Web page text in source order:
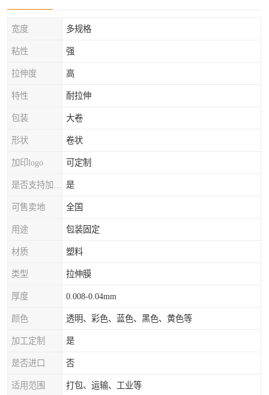
宽度 多规格
粘性 强
拉伸度 高
特性 耐拉伸
包装 大卷
形状 卷状
加印logo 可定制
是
可售卖地 全国
用途 包装固定
材质 塑料
类型 拉伸膜
厚度 0.008-0.04mm
颜色 透明、彩色、蓝色、黑色、黄色等
加工定制 是
是否进口 否
适用范围 打包、运输、工业等